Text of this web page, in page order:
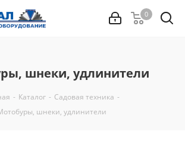
0
шнеки, удлинители
- Каталог - Садовая техника -
шнеки, удлинители